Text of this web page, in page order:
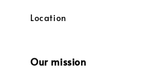
Location
Our mission